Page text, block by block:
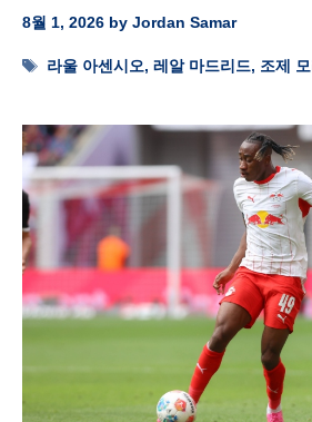
8월 1, 2026 by Jordan Samar
Tags
라울 아센시오,레알 마드리드, 조제